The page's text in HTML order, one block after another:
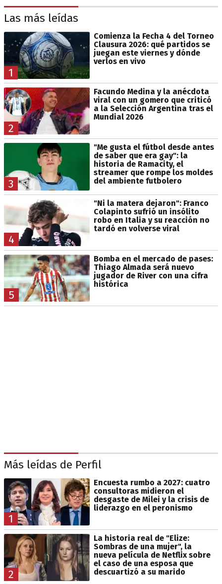
Las más leídas
1
Comienza la Fecha 4 del Torneo
Clausura 2026: qué partidos se
juegan este viernes y dónde
verlos en vivo
2
Facundo Medina y la anécdota
viral con un gomero que criticó
a la Selección Argentina tras el
Mundial 2026
3
"Me gusta el fútbol desde antes
de saber que era gay": la
historia de Ramacity, el
streamer que rompe los moldes
del ambiente futbolero
4
"Ni la matera dejaron": Franco
Colapinto sufrió un insólito
robo en Italia y su reacción no
tardó en volverse viral
5
Bomba en el mercado de pases:
Thiago Almada será nuevo
jugador de River con una cifra
histórica
Más leídas de Perfil
1
Encuesta rumbo a 2027: cuatro
consultoras midieron el
desgaste de Milei y la crisis de
liderazgo en el peronismo
2
La historia real de "Elize:
Sombras de una mujer", la
nueva película de Netflix sobre
el caso de una esposa que
descuartizó a su marido